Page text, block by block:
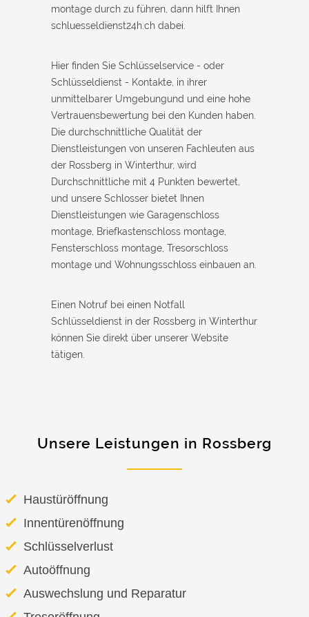
montage durch zu führen, dann hilft Ihnen
schluesseldienst24h.ch dabei.
Hier finden Sie Schlüsselservice - oder
Schlüsseldienst - Kontakte, in ihrer
unmittelbarer Umgebungund und eine hohe
Vertrauensbewertung bei den Kunden haben.
Die durchschnittliche Qualität der
Dienstleistungen von unseren Fachleuten aus
der Rossberg in Winterthur, wird
Durchschnittliche mit 4 Punkten bewertet,
und unsere Schlosser bietet Ihnen
Dienstleistungen wie Garagenschloss
montage, Briefkastenschloss montage,
Fensterschloss montage, Tresorschloss
montage und Wohnungsschloss einbauen an.
Einen Notruf bei einen Notfall
Schlüsseldienst in der Rossberg in Winterthur
können Sie direkt über unserer Website
tätigen.
Unsere Leistungen in Rossberg
Haustüröffnung
Innentürenöffnung
Schlüsselverlust
Autoöffnung
Auswechslung und Reparatur